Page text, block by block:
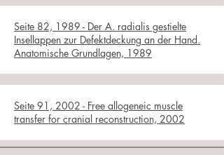
Seite 82, 1989 - Der A. radialis gestielte
Insellappen zur Defektdeckung an der Hand.
Anatomische Grundlagen, 1989
Seite 91, 2002 - Free allogeneic muscle
transfer for cranial reconstruction, 2002